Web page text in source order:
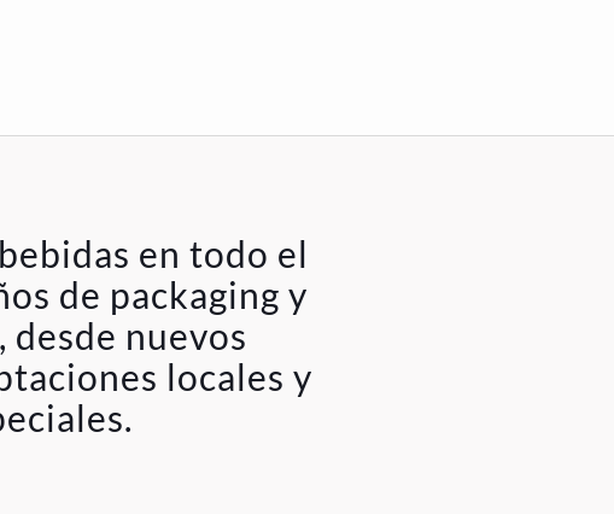
en todo el
de packaging y
desde nuevos
locales y